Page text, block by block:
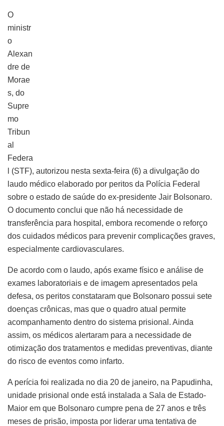
O
ministr
o
Alexan
dre de
Morae
s, do
Supre
mo
Tribun
al
Federa
l (STF), autorizou nesta sexta-feira (6) a divulgação do
laudo médico elaborado por peritos da Polícia Federal
sobre o estado de saúde do ex-presidente Jair Bolsonaro.
O documento conclui que não há necessidade de
transferência para hospital, embora recomende o reforço
dos cuidados médicos para prevenir complicações graves,
especialmente cardiovasculares.
De acordo com o laudo, após exame físico e análise de
exames laboratoriais e de imagem apresentados pela
defesa, os peritos constataram que Bolsonaro possui sete
doenças crônicas, mas que o quadro atual permite
acompanhamento dentro do sistema prisional. Ainda
assim, os médicos alertaram para a necessidade de
otimização dos tratamentos e medidas preventivas, diante
do risco de eventos como infarto.
A perícia foi realizada no dia 20 de janeiro, na Papudinha,
unidade prisional onde está instalada a Sala de Estado-
Maior em que Bolsonaro cumpre pena de 27 anos e três
meses de prisão, imposta por liderar uma tentativa de